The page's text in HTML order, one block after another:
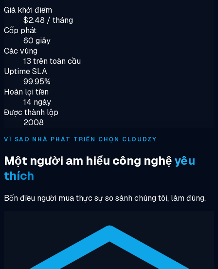
Giá khởi điểm
$2.48 / tháng
Cấp phát
60 giây
Các vùng
13 trên toàn cầu
Uptime SLA
99.95%
Hoàn lại tiền
14 ngày
Được thành lập
2008
VÌ SAO NHÀ PHÁT TRIỂN CHỌN CLOUDZY
Một người am hiểu công nghệyêu
thích
Bốn điều người mua thực sự so sánh chúng tôi, làm đúng.